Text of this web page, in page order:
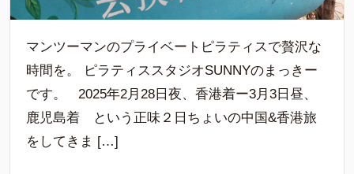
マンツーマンのプライベートピラティスで贅沢な
時間を。 ピラティススタジオSUNNYのまっきー
です。 2025年2月28日夜、香港着ー3月3日昼、
鹿児島着 という正味２日ちょいの中国&香港旅
をしてきま […]